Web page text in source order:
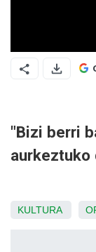
"Bizi berri
aurkeztuko
KULTURA